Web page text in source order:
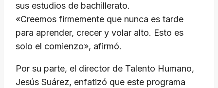
sus estudios de bachillerato.
«Creemos firmemente que nunca es tarde
para aprender, crecer y volar alto. Esto es
solo el comienzo», afirmó.
Por su parte, el director de Talento Humano,
Jesús Suárez, enfatizó que este programa